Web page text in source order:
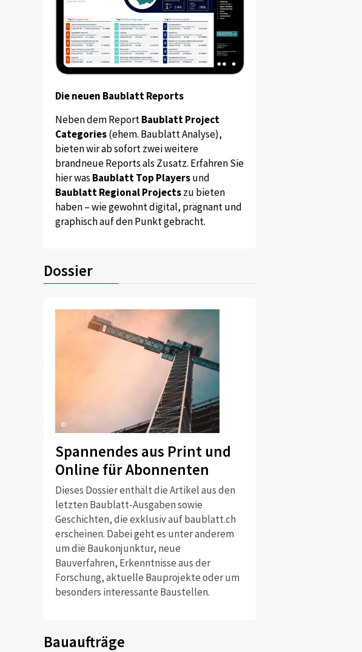
Die neuen Baublatt Reports
Neben dem ReportBaublatt Project
Categories(ehem. Baublatt Analyse),
bieten wir ab sofort zwei weitere
brandneue Reports als Zusatz. Erfahren Sie
hier was Baublatt Top Playersund
Baublatt Regional Projectszu bieten
haben – wie gewohnt digital, prägnant und
graphisch auf den Punkt gebracht.
Dossier
©
Spannendes aus Print und
Online für Abonnenten
Dieses Dossier enthält die Artikel aus den
letzten Baublatt-Ausgaben sowie
Geschichten, die exklusiv auf baublatt.ch
erscheinen. Dabei geht es unter anderem
um die Baukonjunktur, neue
Bauverfahren, Erkenntnisse aus der
Forschung, aktuelle Bauprojekte oder um
besonders interessante Baustellen.
Bauaufträge